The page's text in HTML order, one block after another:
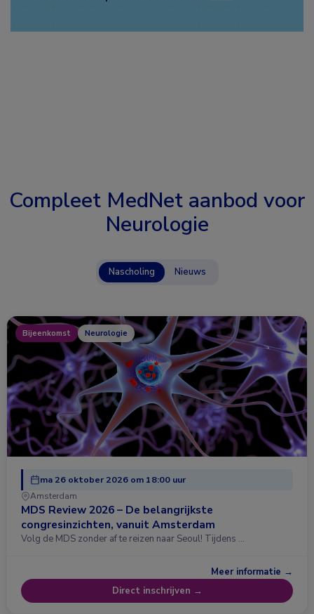
Compleet MedNet aanbod voor
Neurologie
Nascholing Nieuws
Bijeenkomst Neurologie
ma 26 oktober 2026 om 18:00 uur
Amsterdam
MDS Review 2026 – De belangrijkste
congresinzichten, vanuit Amsterdam
Volg de MDS zonder af te reizen naar Seoul! Tijdens …
Meer informatie →
Direct inschrijven →